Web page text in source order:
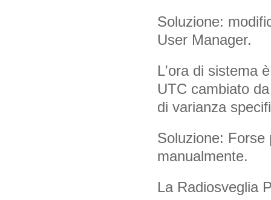
Soluzione:
User Manager.
L'ora di sistema
UTC cambiato
di varianza
Soluzione:
manualmente.
La Radiosveglia